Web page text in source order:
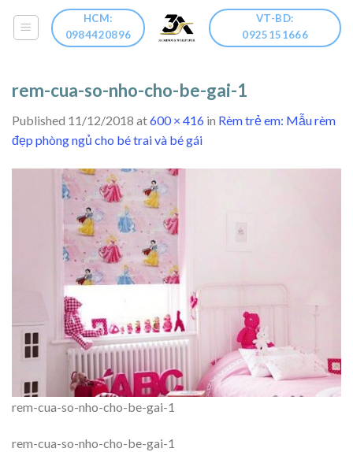
HCM:
0984420896
VT-BD:
0925151666
rem-cua-so-nho-cho-be-gai-1
Published 11/12/2018 at600 × 416 in Rèm trẻ em: Mẫu rèm
đẹp phòng ngủ cho bé trai và bé gái
rem-cua-so-nho-cho-be-gai-1
rem-cua-so-nho-cho-be-gai-1